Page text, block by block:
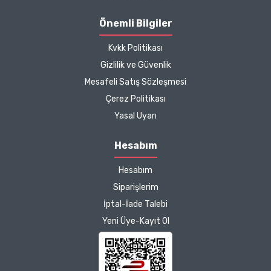
için de ayrıca teşekkür
ediyor ve iyi çalışmalar
Çalışmalarınız için
teşekkür ediyorum.
Herkesin emeğine sağlık :)
Zeynep Akgöz |
Önemli Bilgiler
Kvkk Politikası
Gizlilik ve Güvenlik
Mesafeli Satış Sözleşmesi
Çerez Politikası
Yasal Uyarı
Hesabım
Hesabım
Siparişlerim
İptal-İade Talebi
Yeni Üye-Kayıt Ol